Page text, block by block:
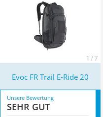
Evoc FR Trail E-Ride 20
1 / 7
Evoc FR Trail E-Ride 20
Unsere Bewertung
SEHR GUT